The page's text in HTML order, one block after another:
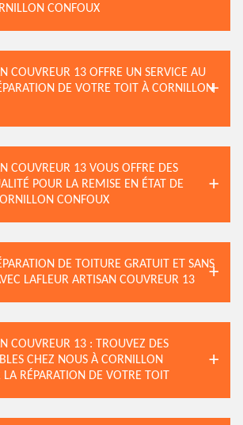
CONFOUX
COUVREUR 13 OFFRE UN SERVICE AU
DE VOTRE TOIT À CORNILLON
COUVREUR 13 VOUS OFFRE DES
POUR LA REMISE EN ÉTAT DE
CONFOUX
DE TOITURE GRATUIT ET SANS
LAFLEUR ARTISAN COUVREUR 13
COUVREUR 13 : TROUVEZ DES
CHEZ NOUS À CORNILLON
RÉPARATION DE VOTRE TOIT